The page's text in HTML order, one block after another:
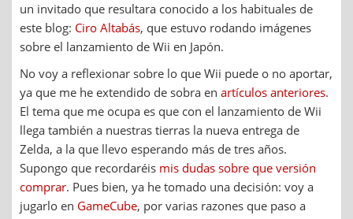
un invitado que resultara conocido a los habituales de
este blog: Ciro Altabás, que estuvo rodando imágenes
sobre el lanzamiento de Wii en Japón.
No voy a reflexionar sobre lo que Wii puede o no aportar,
ya que me he extendido de sobra en artículos anteriores.
El tema que me ocupa es que con el lanzamiento de Wii
llega también a nuestras tierras la nueva entrega de
Zelda, a la que llevo esperando más de tres años.
Supongo que recordaréis mis dudas sobre que versión
comprar. Pues bien, ya he tomado una decisión: voy a
jugarlo en GameCube, por varias razones que paso a